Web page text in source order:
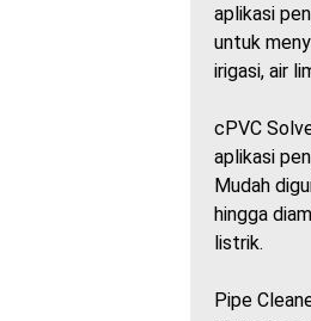
aplikasi
untuk
irigasi, air
cPVC
aplikasi
Mudah
hingga
listrik.
Pipe